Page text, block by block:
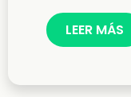
LEER MÁS